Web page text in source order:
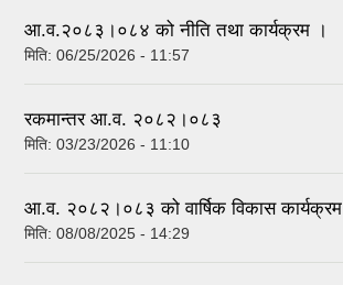
आ.व.२०८३।०८४ को नीति तथा कार्यक्रम ।
मिति: 06/25/2026 - 11:57
रकमान्तर आ.व. २०८२।०८३
मिति: 03/23/2026 - 11:10
आ.व. २०८२।०८३ को वार्षिक विकास कार्यक्रम
मिति: 08/08/2025 - 14:29